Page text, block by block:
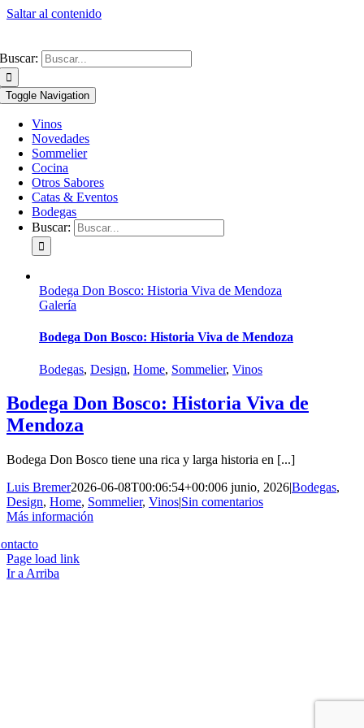
Saltar al contenido
Buscar:
Toggle Navigation
Vinos
Novedades
Sommelier
Cocina
Otros Sabores
Catas & Eventos
Bodegas
Buscar:
Bodega Don Bosco: Historia Viva de Mendoza
Galería
Bodega Don Bosco: Historia Viva de Mendoza
Bodegas, Design, Home, Sommelier, Vinos
Bodega Don Bosco: Historia Viva de
Mendoza
Bodega Don Bosco tiene una rica y larga historia en [...]
Luis Bremer2026-06-08T00:06:54+00:006 junio, 2026|Bodegas,
Design, Home, Sommelier, Vinos|Sin comentarios
Más información
Page load link
Ir a Arriba